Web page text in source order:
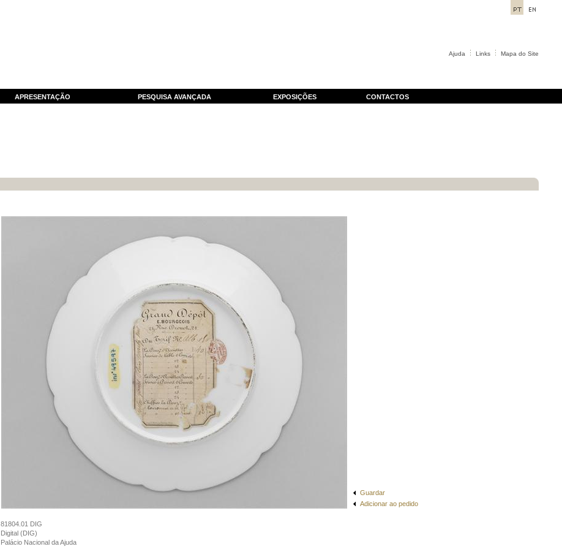
Ajuda Links Mapa do Site
APRESENTAÇÃO PESQUISA AVANÇADA EXPOSIÇÕES CONTACTOS
Guardar
Adicionar ao pedido
81804.01 DIG
Digital (DIG)
Palácio Nacional da Ajuda